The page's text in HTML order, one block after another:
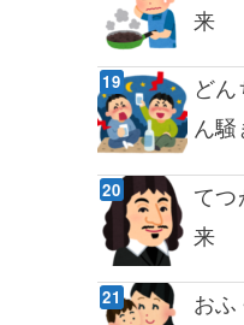
来
ど
ん
て
来
お